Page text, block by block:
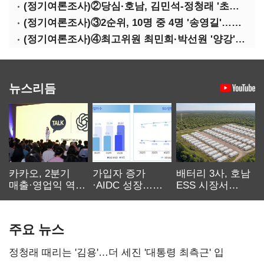
(정기여론조사)②당심·호남, 김민석-정청래 '초접전'
(정기여론조사)③2순위, 10명 중 4명 '송영길'…정청래 '한 자릿수'
(정기여론조사)④최고위원 최민희·박선원 '양강'…서미화·이성윤·임미애 뒤이어
뉴스리듬
카카오, 2분기
매출·영업익 역대
가입자 증가
·AIDC 성장…
배터리 3사, 호남
ESS 시장서
주요 뉴스
정청래 때리는 '김용'…더 세진 '대통령 최측근' 입